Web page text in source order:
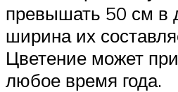
превышать 50 см в
ширина их
Цветение может
любое время года.